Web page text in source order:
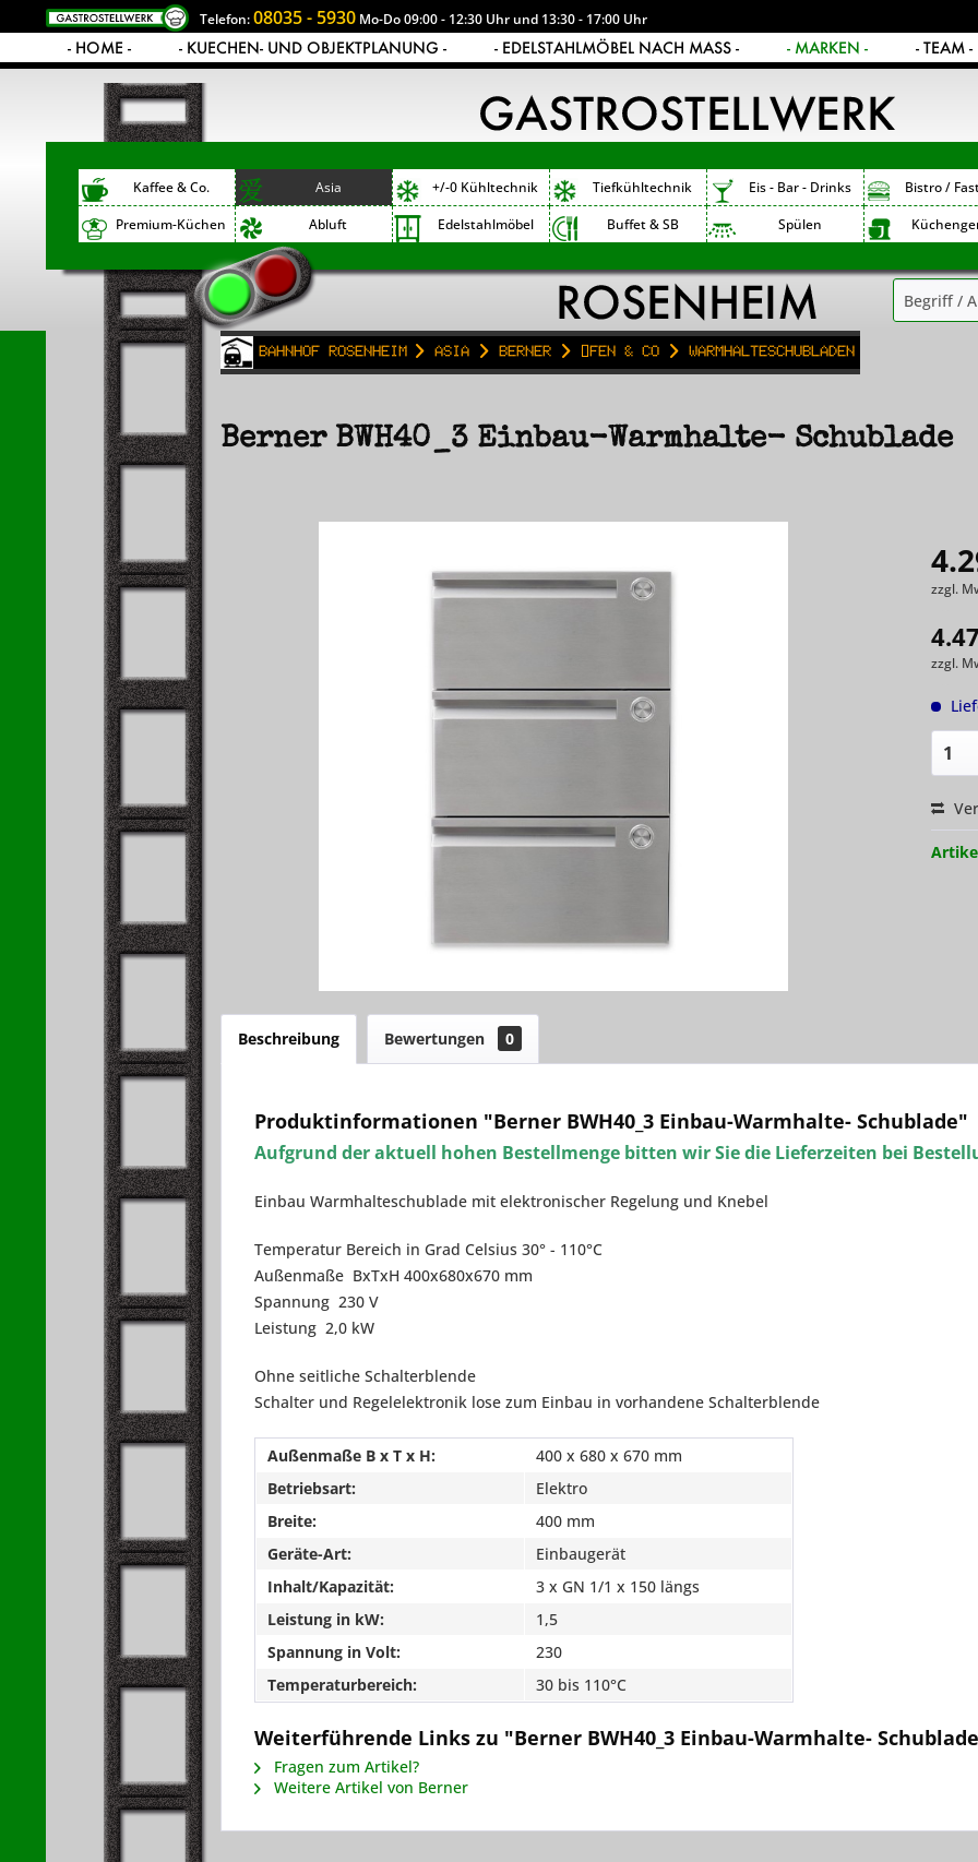
Telefon:08035 - 5930 Mo-Do 09:00 - 12:30 Uhr und 13:30 - 17:00 Uhr
- HOME - - KUECHEN- UND OBJEKTPLANUNG - - EDELSTAHLMÖBEL NACH MASS - - MARKEN - - TEAM -
Kaffee & Co. Asia +/-0 Kühltechnik Tiefkühltechnik Eis - Bar - Drinks
Bistro /
Premium-Küchen
Abluft Edelstahlmöbel Buffet & SB Spülen
Bahnhof Rosenheim Asia Berner Öfen & Co Warmhalteschubladen
Berner BWH40_3 Einbau-Warmhalte- Schublade
zzgl.
zzgl.
Beschreibung Bewertungen 0
Produktinformationen "Berner BWH40_3 Einbau-Warmhalte- Schublade"
Aufgrund der aktuell hohen Bestellmenge bitten wir Sie die Lieferzeiten bei
Einbau Warmhalteschublade mit elektronischer Regelung und Knebel
Temperatur Bereich in Grad Celsius 30° - 110°C
Außenmaße BxTxH 400x680x670 mm
Spannung 230 V
Leistung 2,0 kW
Ohne seitliche Schalterblende
Schalter und Regelelektronik lose zum Einbau in vorhandene Schalterblende
Außenmaße B x T x H:
400 x 680 x 670 mm
Betriebsart:
Elektro
Breite:
400 mm
Geräte-Art:
Einbaugerät
Inhalt/Kapazität:
3 x GN 1/1 x 150 längs
Leistung in kW:
1,5
Spannung in Volt:
230
Temperaturbereich:
30 bis 110°C
Weiterführende Links zu "Berner BWH40_3 Einbau-Warmhalte-
Fragen zum Artikel?
Weitere Artikel von Berner